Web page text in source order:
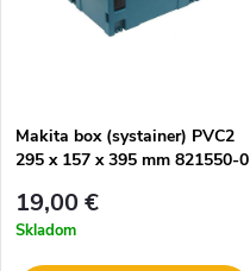
Makita box (systainer) PVC2
295 x 157 x 395 mm 821550-0
19,00 €
Skladom